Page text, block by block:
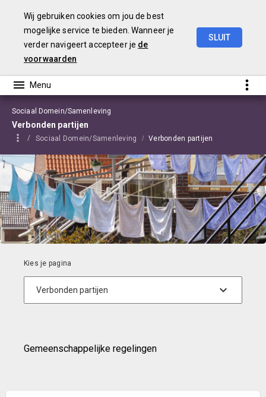
Sociaal Domein/Samenleving
Verbonden partijen
Sociaal Domein/Samenleving Verbonden partijen
Gemeenschappelijke regelingen
Wij gebruiken cookies om jou de best
mogelijke service te bieden. Wanneer je
verder navigeert accepteer je de
voorwaarden
SLUIT